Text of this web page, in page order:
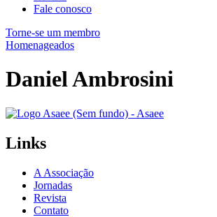
Fale conosco
Torne-se um membro
Homenageados
Daniel Ambrosini
Links
A Associação
Jornadas
Revista
Contato